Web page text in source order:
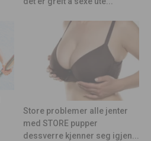
Store problemer alle jenter
med STORE pupper
dessverre kjenner seg igjen...